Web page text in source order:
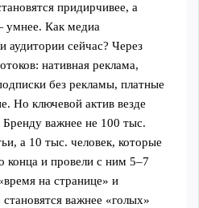
придирчивее, а
Как медиа
аудитории сейчас? Через
нативная реклама,
без рекламы, платные
Но ключевой актив везде
важнее не 100 тыс.
а 10 тыс. человек, которые
конца и провели с ним 5–7
на странице» и
важнее «голых»